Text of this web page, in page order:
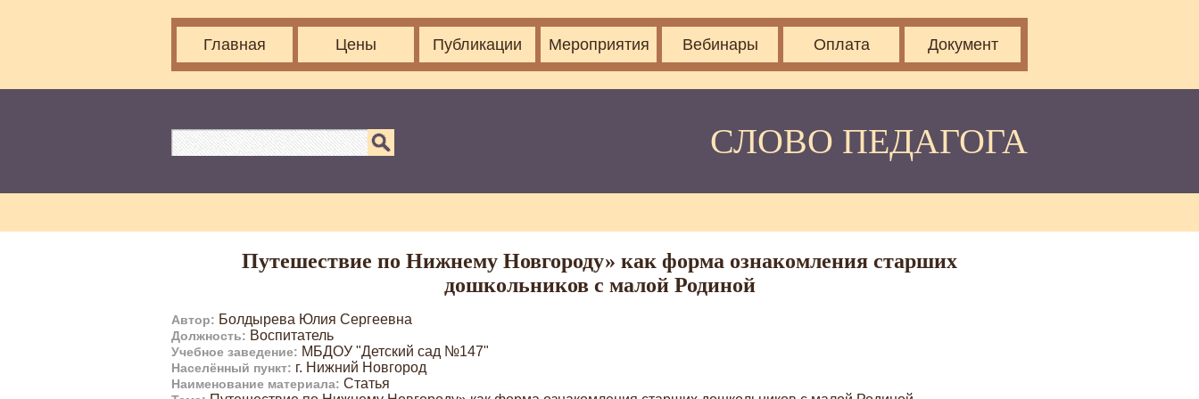
Главная Цены Публикации Мероприятия Вебинары Оплата Документ
СЛОВО ПЕДАГОГА
Путешествие по Нижнему Новгороду» как форма ознакомления старших
дошкольников с малой Родиной
Автор: Болдырева Юлия Сергеевна
Должность: Воспитатель
Учебное заведение: МБДОУ "Детский сад №147"
Населённый пункт: г. Нижний Новгород
Наименование материала: Статья